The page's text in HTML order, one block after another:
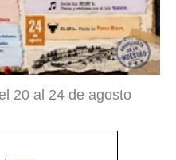
20 al 24 de agosto